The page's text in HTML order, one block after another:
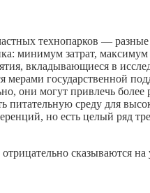
технопарков —
минимум затрат,
вкладывающиеся в
мерами государственной
они могут привлечь более
среду для
но есть целый ряд
сказываются